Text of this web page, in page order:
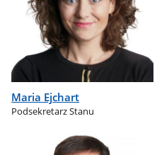
Maria Ejchart
Podsekretarz Stanu